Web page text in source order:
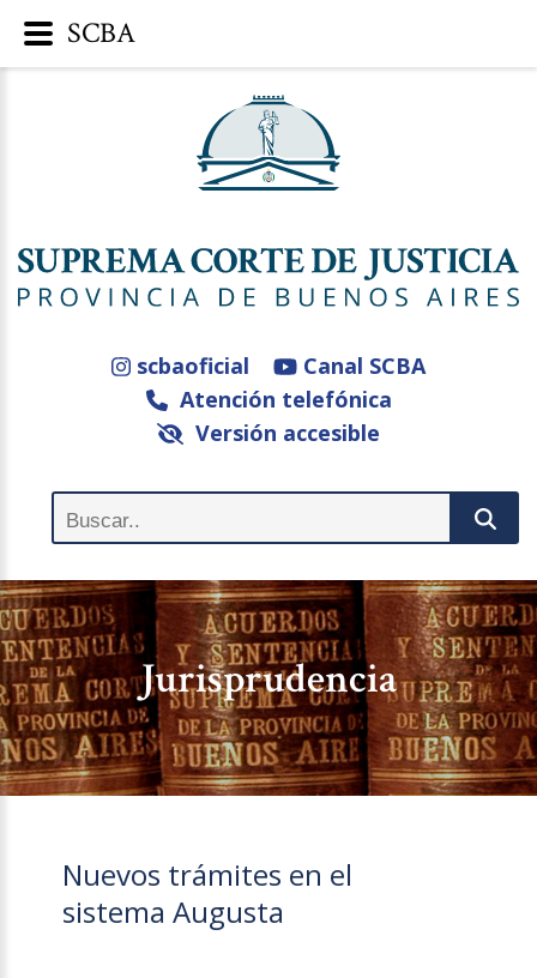
scbaoficial
Canal SCBA
Atención telefónica
Versión accesible
Jurisprudencia
Nuevos trámites en el
sistema Augusta
SCBA